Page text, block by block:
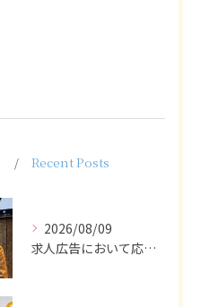
Recent Posts
2026/08/09
求人広告において応募者の質を大きく左右するのは、求人内容の充...